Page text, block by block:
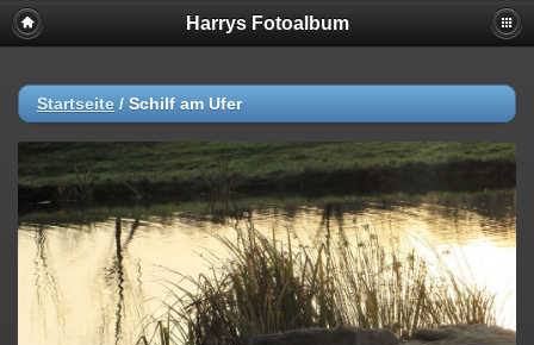
Harrys Fotoalbum
Startseite / Schilf am Ufer